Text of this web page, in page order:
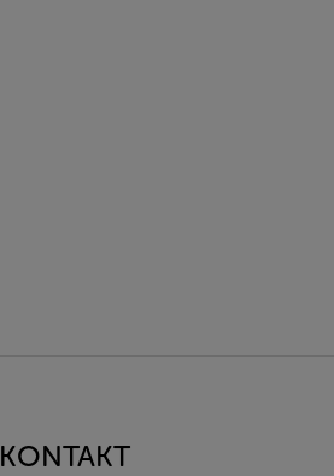
KONTAKT